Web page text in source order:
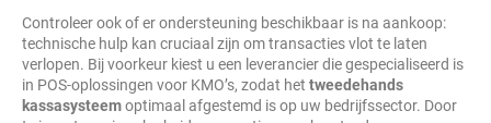
Controleer ook of er ondersteuning beschikbaar is na aankoop:
technische hulp kan cruciaal zijn om transacties vlot te laten
verlopen. Bij voorkeur kiest u een leverancier die gespecialiseerd is
in POS-oplossingen voor KMO’s, zodat het tweedehands
kassasysteemoptimaal afgestemd is op uw bedrijfssector. Door